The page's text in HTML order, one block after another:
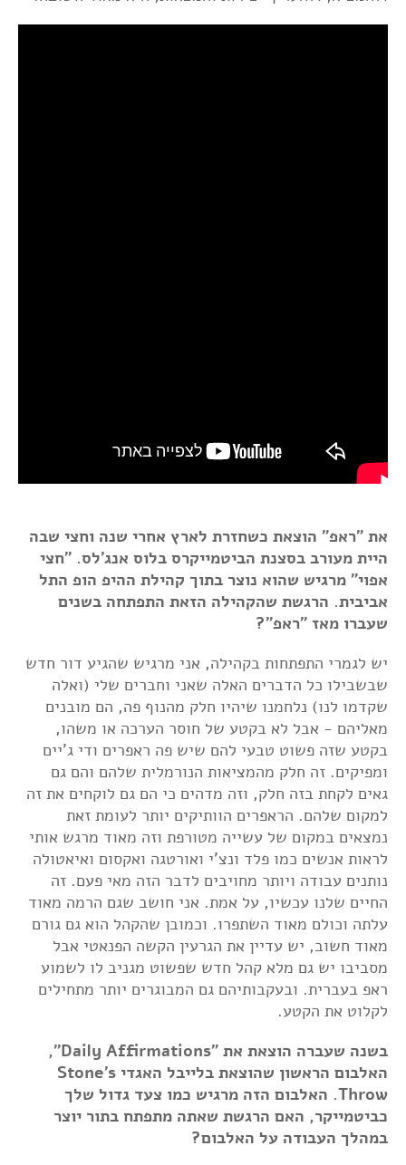
את "ראפ" הוצאת כשחזרת לארץ אחרי שנה וחצי שבה
היית מעורב בסצנת הביטמייקרס בלוס אנג'לס. "חצי
אפוי" מרגיש שהוא נוצר בתוך קהילת ההיפ הופ התל
אביבית. הרגשת שהקהילה הזאת התפתחה בשנים
שעברו מאז "ראפ"?
יש לגמרי התפתחות בקהילה, אני מרגיש שהגיע דור חדש
שבשבילו כל הדברים האלה שאני וחברים שלי (ואלה
שקדמו לנו) נלחמנו שיהיו חלק מהנוף פה, הם מובנים
מאליהם - אבל לא בקטע של חוסר הערכה או משהו,
בקטע שזה פשוט טבעי להם שיש פה ראפרים ודי ג'יים
ומפיקים. זה חלק מהמציאות הנורמלית שלהם והם גם
גאים לקחת בזה חלק, וזה מדהים כי הם גם לוקחים את זה
למקום שלהם. הראפרים הוותיקים יותר לעומת זאת
נמצאים במקום של עשייה מטורפת וזה מאוד מרגש אותי
לראות אנשים כמו פלד ונצ'י ואורטגה ואקסום ואיאטולה
נותנים עבודה ויותר מחויבים לדבר הזה מאי פעם. זה
החיים שלנו עכשיו, על אמת. אני חושב שגם הרמה מאוד
עלתה וכולם מאוד השתפרו. וכמובן שהקהל הוא גם גורם
מאוד חשוב, יש עדיין את הגרעין הקשה הפנאטי אבל
מסביבו יש גם מלא קהל חדש שפשוט מגניב לו לשמוע
ראפ בעברית. ובעקבותיהם גם המבוגרים יותר מתחילים
לקלוט את הקטע.
בשנה שעברה הוצאת את "Daily Affirmations",
האלבום הראשון שהוצאת בלייבל האגדי Stone's
Throw. האלבום הזה מרגיש כמו צעד גדול שלך
כביטמייקר, האם הרגשת שאתה מתפתח בתור יוצר
במהלך העבודה על האלבום?